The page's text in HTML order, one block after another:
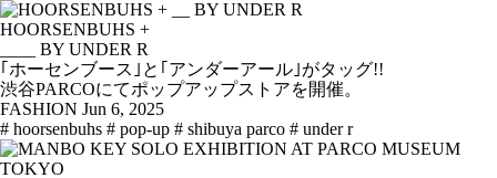
HOORSENBUHS +
____ BY UNDER R
｢ホーセンブース｣と｢アンダーアール｣がタッグ!!
渋谷PARCOにてポップアップストアを開催。
FASHION Jun 6, 2025
# hoorsenbuhs # pop-up # shibuya parco # under r